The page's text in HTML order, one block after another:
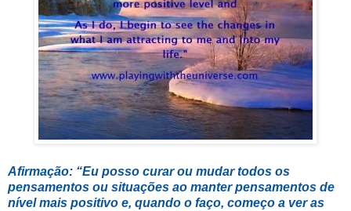
Afirmação: “Eu posso curar ou mudar todos os
pensamentos ou situações ao manter pensamentos de
nível mais positivo e, quando o faço, começo a ver as